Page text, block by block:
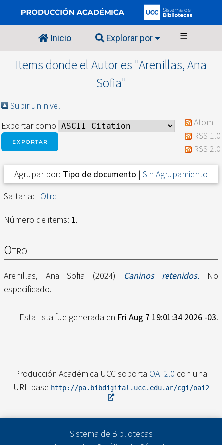
Inicio Explorar por ☰
Items donde el Autor es "Arenillas, Ana
Sofia"
Subir un nivel
Exportar como
Atom
RSS 1.0
RSS 2.0
Agrupar por: Tipo de documento | Sin Agrupamiento
Saltar a:
Otro
Número de items: 1.
Otro
Arenillas, Ana Sofia (2024) Caninos retenidos. No
especificado.
Esta lista fue generada en Fri Aug 7 19:01:34 2026 -03.
Producción Académica UCC soporta OAI 2.0 con una
URL base http://pa.bibdigital.ucc.edu.ar/cgi/oai2
Sistema de Bibliotecas